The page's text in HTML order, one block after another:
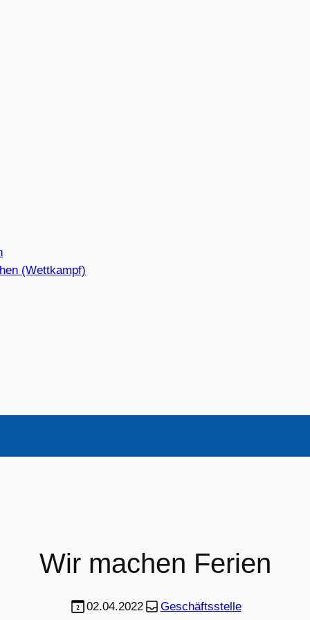
(Wettkampf)
Wir machen Ferien
02.04.2022 Geschäftsstelle